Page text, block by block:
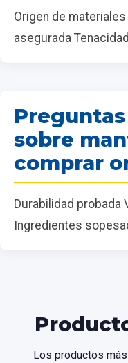
Origen de
asegurada
sobre
comprar
Durabilidad
Ingredientes
Los productos